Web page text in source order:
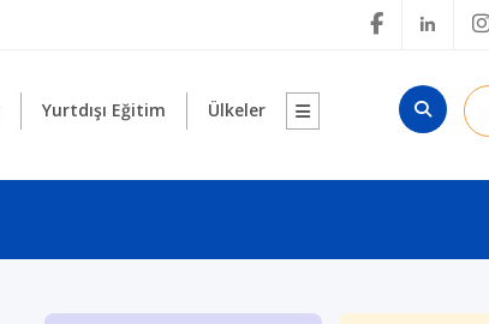
Yurtdışı Eğitim Ülkeler